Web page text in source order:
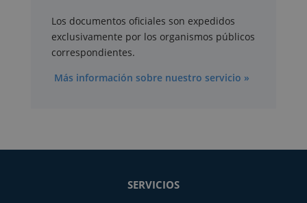
Los documentos oficiales son expedidos
exclusivamente por los organismos públicos
correspondientes.
Más información sobre nuestro servicio »
SERVICIOS